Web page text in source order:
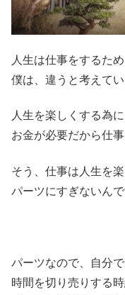
人生は仕事をするた
僕は、違うと考えてい
人生を楽しくする為に
お金が必要だから仕事
そう、仕事は人生を
パーツにすぎないんで
パーツなので、自分
時間を切り売りする